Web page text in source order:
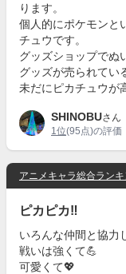
ります。
個人的にポケモンと
チュウです。
グッズショップでぬ
グッズが売られてい
未だにピカチュウが
SHINOBUさん
1位(95点)の評価
アニメキャラ総合ラン
ピカピカ‼️
いろんな仲間と協力
戦いは強くて💪
可愛くて💖